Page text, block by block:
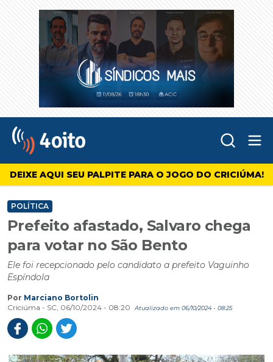
4oito
DEIXE AQUI SEU PALPITE PARA O JOGO DO CRICIÚMA!
POLÍTICA
Prefeito afastado, Salvaro chega
para votar no São Bento
Ele foi recepcionado pelo candidato a prefeito Vaguinho
Espíndola
Por Marciano Bortolin
Criciúma - SC, 06/10/2024 - 08:20
Atualizado em 06/10/2024 - 08:25